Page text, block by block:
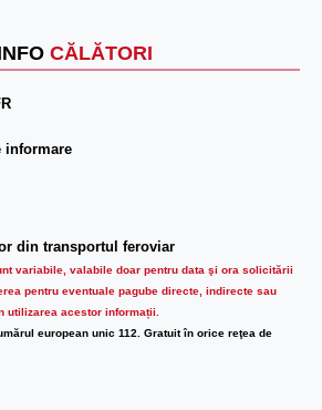
CĂLĂTORI
informare
din transportul feroviar
variabile, valabile doar pentru data şi ora solicitării
pentru eventuale pagube directe, indirecte sau
utilizarea acestor informații.
european unic 112. Gratuit în orice reţea de